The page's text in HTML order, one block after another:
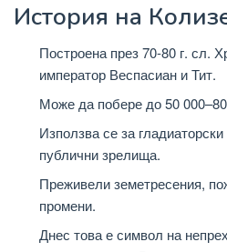
История на
Построена през 70-80 г. сл.
император Веспасиан и Тит.
Може да побере до 50
Използва се за
публични зрелища.
Преживели земетресения,
промени.
Днес това е символ на